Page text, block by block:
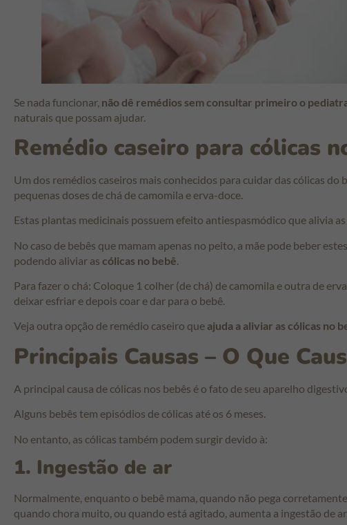
Se nada funcionar, não dê remédios sem consultar primeiro o
naturais que possam ajudar.
Remédio caseiro para cólicas
Um dos remédios caseiros mais conhecidos para cuidar das cólicas do
pequenas doses de chá de camomila e erva-doce.
Estas plantas medicinais possuem efeito antiespasmódico que alivia
No caso de bebês que mamam apenas no peito, a mãe pode beber
podendo aliviar as cólicas no bebê
Para fazer o chá: Coloque 1 colher (de chá) de camomila e outra de
deixar esfriar e depois coar e dar para o bebê.
Veja outra opção de remédio caseiro que ajuda a aliviar as cólicas no
Principais Causas – O Que
A principal causa de cólicas nos bebês é o fato de seu aparelho
Alguns bebês tem episódios de cólicas até os 6 meses.
No entanto, as cólicas também podem surgir devido à:
1. Ingestão de ar
Normalmente, enquanto o bebê mama, quando não pega
quando chora muito, ou quando está agitado, aumenta a ingestão de